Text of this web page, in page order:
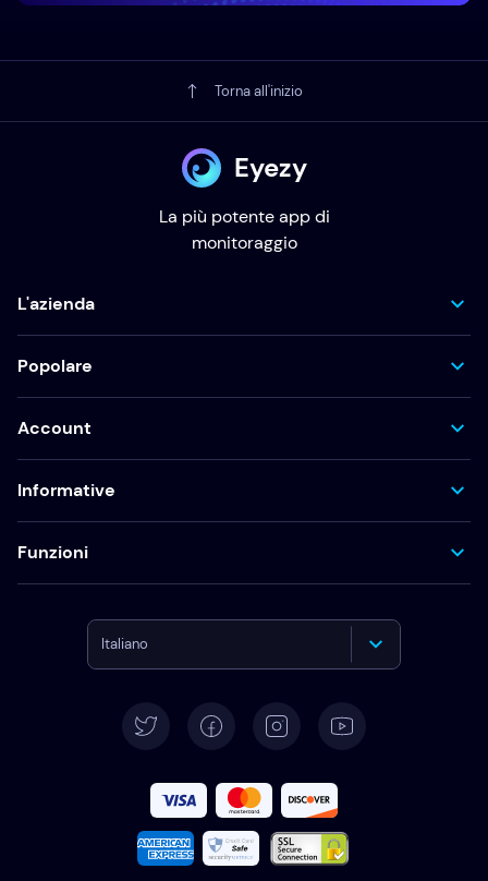
Torna all'inizio
Eyezy
La più potente app di
monitoraggio
L'azienda
Popolare
Account
Informative
Funzioni
Italiano
Deutsch
Español
Français